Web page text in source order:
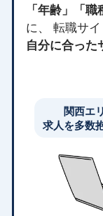
「年齢」「
に、 転職サ
自分に合った
関西エ
求人を多数